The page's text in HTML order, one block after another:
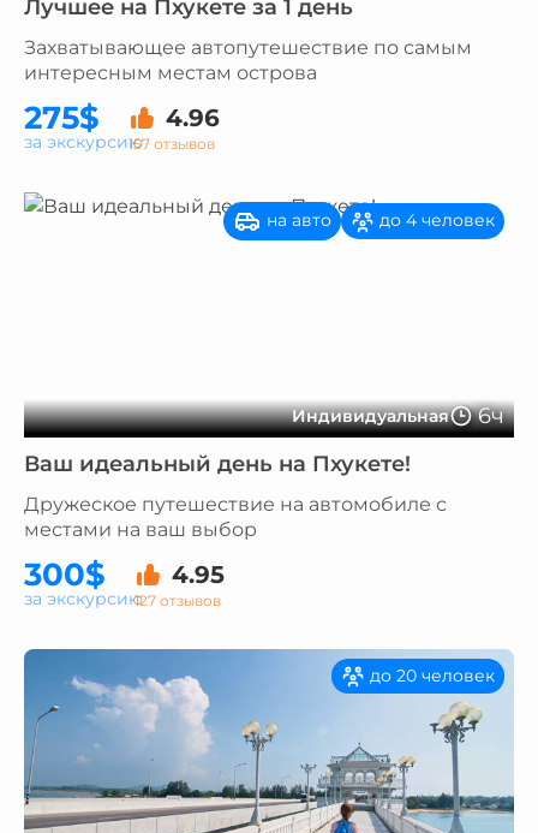
Лучшее на Пхукете за 1 день
Захватывающее автопутешествие по самым
интересным местам острова
275$ 4.96
157 отзывов
за экскурсию
Индивидуальная 6ч
на авто до 4 человек
Ваш идеальный день на Пхукете!
Дружеское путешествие на автомобиле с
местами на ваш выбор
300$ 4.95
127 отзывов
за экскурсию
до 20 человек